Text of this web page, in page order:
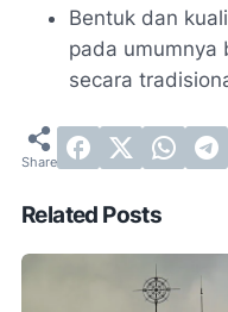
Bentuk dan
pada umumnya
secara
Related Posts